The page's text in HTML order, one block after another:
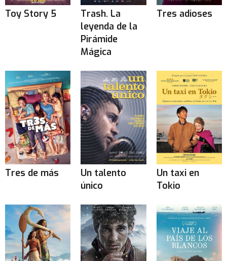
Toy Story 5
Trash. La
leyenda de la
Pirámide
Mágica
Tres adioses
Tres de más
Un talento
único
Un taxi en
Tokio